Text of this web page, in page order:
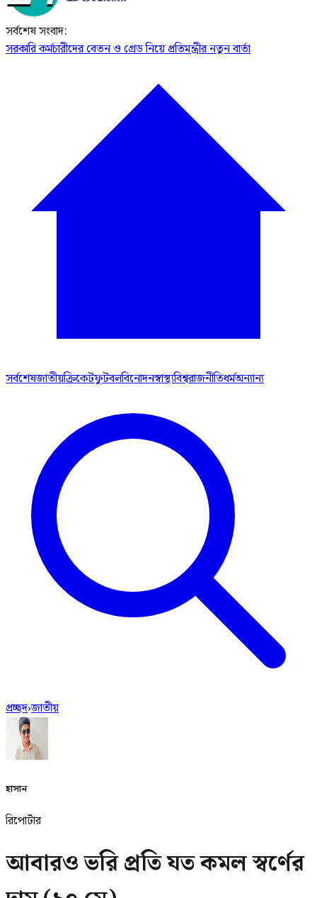
সর্বশেষ সংবাদ:
সরকারি কর্মচারীদের বেতন ও গ্রেড নিয়ে প্রতিমন্ত্রীর নতুন বার্তা
সর্বশেষজাতীয়ক্রিকেটফুটবলবিনোদনস্বাস্থ্যবিশ্বরাজনীতিধর্মঅন্যান্য
প্রচ্ছদ›জাতীয়
হাসান
রিপোর্টার
আবারও ভরি প্রতি যত কমল স্বর্ণের